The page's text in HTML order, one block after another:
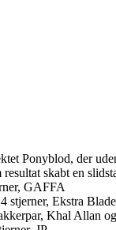
Ponyblod, der
skabt en
GAFFA
stjerner, Ekstra
Khal Allan